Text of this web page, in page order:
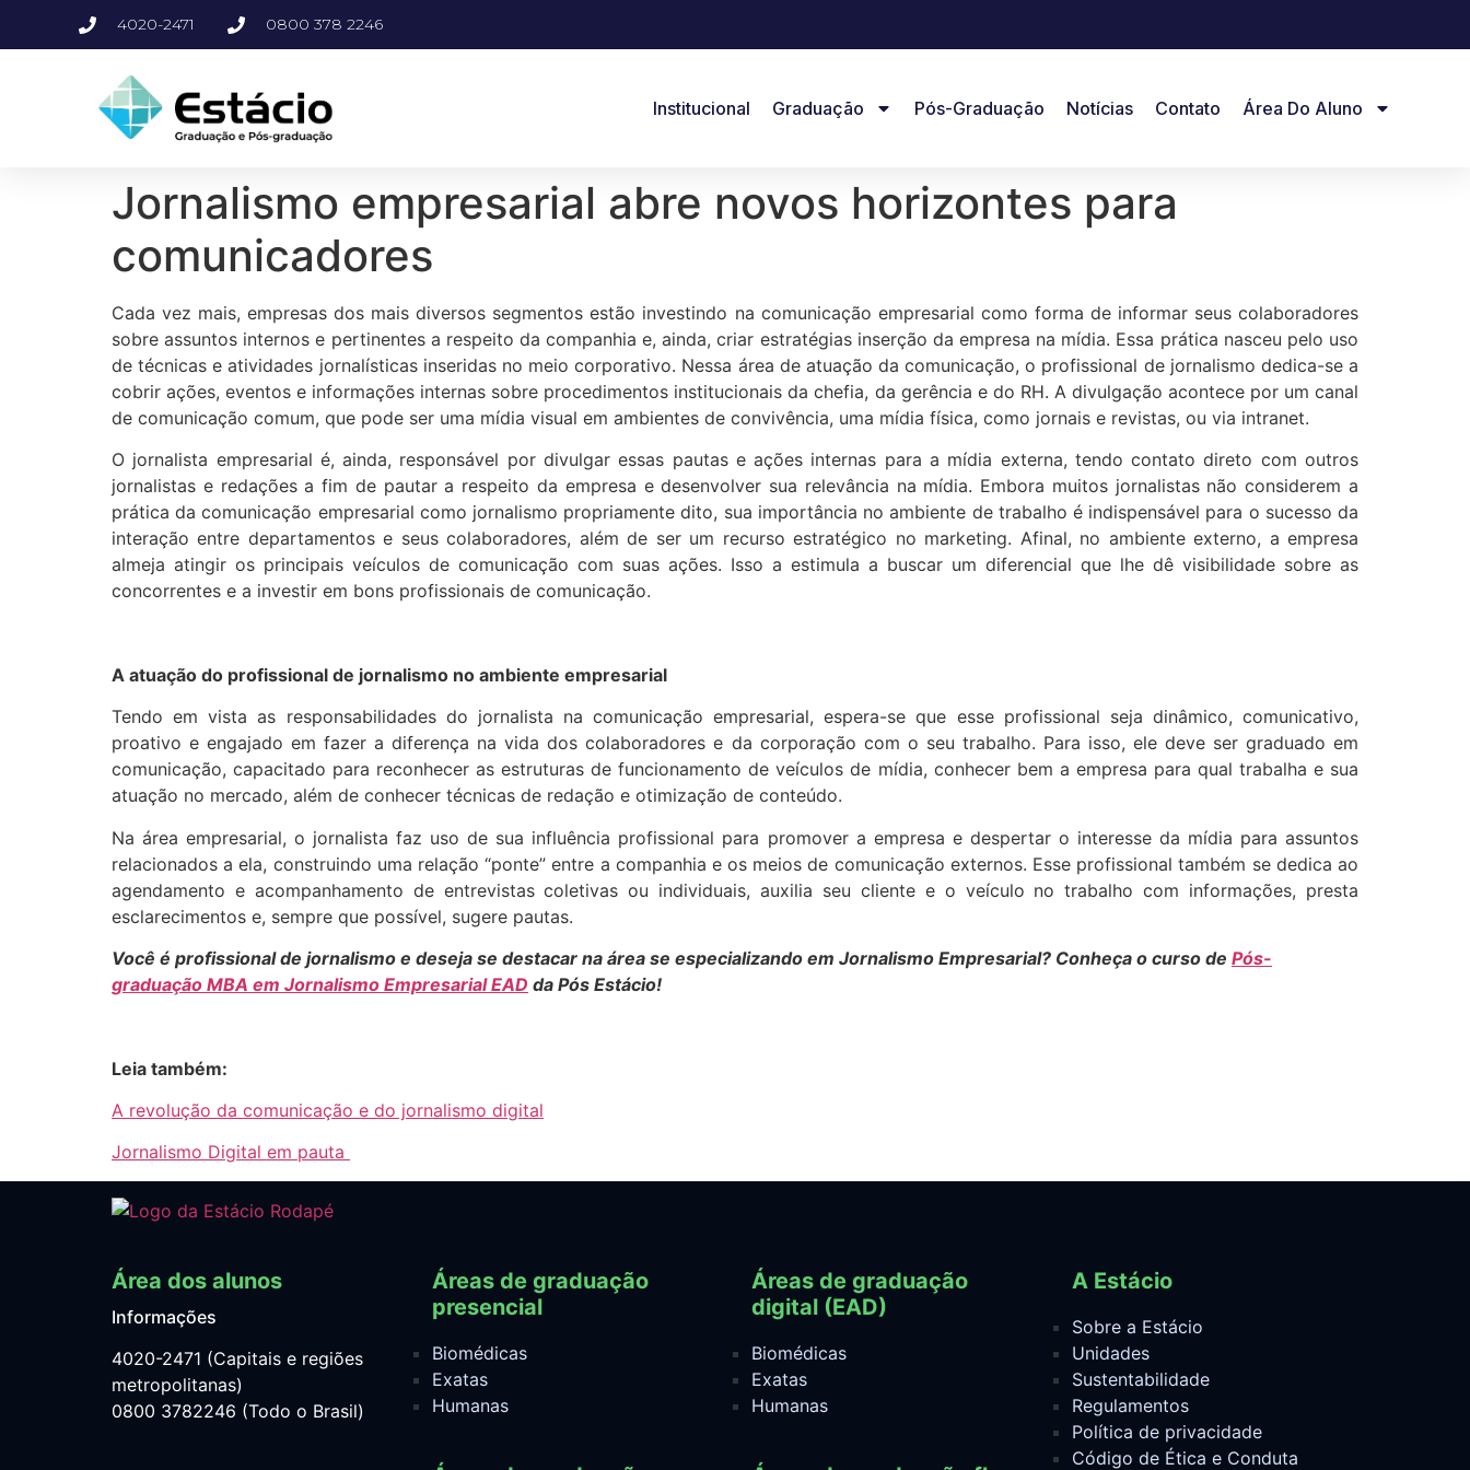
4020-2471 0800 378 2246
Institucional Graduação Pós-Graduação Notícias Contato Área Do Aluno
Jornalismo empresarial abre novos horizontes para
comunicadores
Cada vez mais, empresas dos mais diversos segmentos estão investindo na comunicação empresarial como forma de informar seus colaboradores
sobre assuntos internos e pertinentes a respeito da companhia e, ainda, criar estratégias inserção da empresa na mídia. Essa prática nasceu pelo uso
de técnicas e atividades jornalísticas inseridas no meio corporativo. Nessa área de atuação da comunicação, o profissional de jornalismo dedica-se a
cobrir ações, eventos e informações internas sobre procedimentos institucionais da chefia, da gerência e do RH. A divulgação acontece por um canal
de comunicação comum, que pode ser uma mídia visual em ambientes de convivência, uma mídia física, como jornais e revistas, ou via intranet.
O jornalista empresarial é, ainda, responsável por divulgar essas pautas e ações internas para a mídia externa, tendo contato direto com outros
jornalistas e redações a fim de pautar a respeito da empresa e desenvolver sua relevância na mídia. Embora muitos jornalistas não considerem a
prática da comunicação empresarial como jornalismo propriamente dito, sua importância no ambiente de trabalho é indispensável para o sucesso da
interação entre departamentos e seus colaboradores, além de ser um recurso estratégico no marketing. Afinal, no ambiente externo, a empresa
almeja atingir os principais veículos de comunicação com suas ações. Isso a estimula a buscar um diferencial que lhe dê visibilidade sobre as
concorrentes e a investir em bons profissionais de comunicação.
A atuação do profissional de jornalismo no ambiente empresarial
Tendo em vista as responsabilidades do jornalista na comunicação empresarial, espera-se que esse profissional seja dinâmico, comunicativo,
proativo e engajado em fazer a diferença na vida dos colaboradores e da corporação com o seu trabalho. Para isso, ele deve ser graduado em
comunicação, capacitado para reconhecer as estruturas de funcionamento de veículos de mídia, conhecer bem a empresa para qual trabalha e sua
atuação no mercado, além de conhecer técnicas de redação e otimização de conteúdo.
Na área empresarial, o jornalista faz uso de sua influência profissional para promover a empresa e despertar o interesse da mídia para assuntos
relacionados a ela, construindo uma relação “ponte” entre a companhia e os meios de comunicação externos. Esse profissional também se dedica ao
agendamento e acompanhamento de entrevistas coletivas ou individuais, auxilia seu cliente e o veículo no trabalho com informações, presta
esclarecimentos e, sempre que possível, sugere pautas.
Você é profissional de jornalismo e deseja se destacar na área se especializando em Jornalismo Empresarial? Conheça o curso de Pós-
graduação MBA em Jornalismo Empresarial EAD da Pós Estácio!
Leia também:
A revolução da comunicação e do jornalismo digital
Jornalismo Digital em pauta
Área dos alunos
Informações
4020-2471 (Capitais e regiões
metropolitanas)
0800 3782246 (Todo o Brasil)
Áreas de graduação
presencial
Biomédicas
Exatas
Humanas
Áreas de graduação
digital (EAD)
Biomédicas
Exatas
Humanas
A Estácio
Sobre a Estácio
Unidades
Sustentabilidade
Regulamentos
Política de privacidade
Código de Ética e Conduta